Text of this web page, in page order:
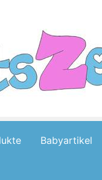
Babyartikel